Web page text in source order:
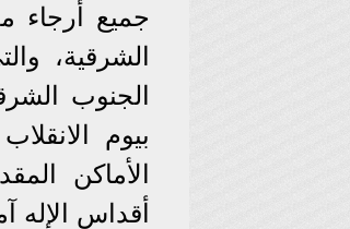
جميع أرجاء
الشرقية،
الجنوب
بيوم
الأماكن
أقداس الإله